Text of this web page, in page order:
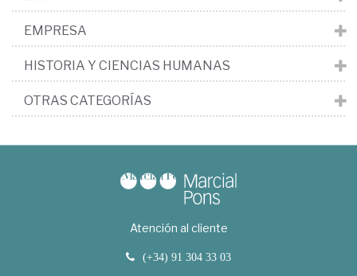
EMPRESA
HISTORIA Y CIENCIAS HUMANAS
OTRAS CATEGORÍAS
Atención al cliente
(+34) 91 304 33 03